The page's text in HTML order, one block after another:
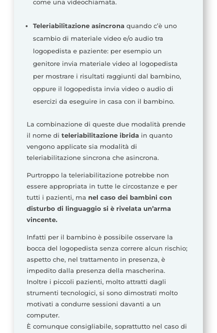
come una videochiamata.
Teleriabilitazione asincrona quando c’è uno
scambio di materiale video e/o audio tra
logopedista e paziente: per esempio un
genitore invia materiale video al logopedista
per mostrare i risultati raggiunti dal bambino,
oppure il logopedista invia video o audio di
esercizi da eseguire in casa con il bambino.
La combinazione di queste due modalità prende
il nome di teleriabilitazione ibrida in quanto
vengono applicate sia modalità di
teleriabilitazione sincrona che asincrona.
Purtroppo la teleriabilitazione potrebbe non
essere appropriata in tutte le circostanze e per
tutti i pazienti, ma nel caso dei bambini con
disturbo di linguaggio si è rivelata un’arma
vincente.
Infatti per il bambino è possibile osservare la
bocca del logopedista senza correre alcun rischio;
aspetto che, nel trattamento in presenza, è
impedito dalla presenza della mascherina.
Inoltre i piccoli pazienti, molto attratti dagli
strumenti tecnologici, si sono dimostrati molto
motivati a condurre sessioni davanti a un
computer.
È comunque consigliabile, soprattutto nel caso di